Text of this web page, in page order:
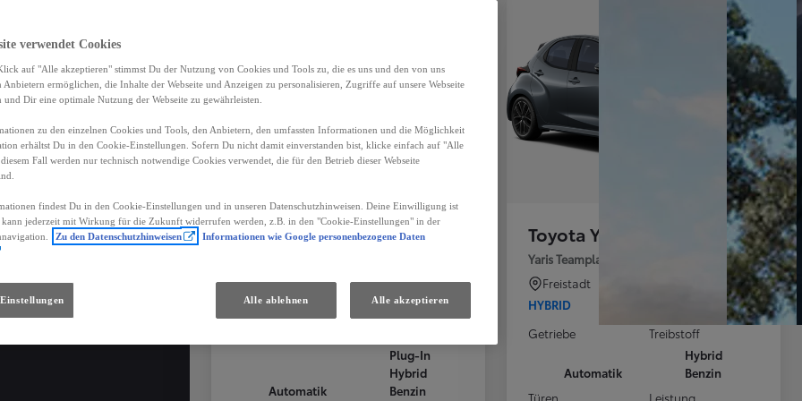
sind deine
3 Jahre Mobilitätsgarantie
Finanzierungs-,
und
Toyota C-HR
C-HR - 2,0 l Plugin 4x2 Active Drive CV + Technik Paket
Ried im Innkreis
PLUG-IN HYBRID
Automatik
Plug-In
Hybrid
Benzin
Toyota Yaris
Yaris Teamplayer Technik Paket 5t.
Freistadt
HYBRID
Getriebe
Automatik
Treibstoff
Hybrid
Benzin
Türen
Leistung
verwendet Cookies
auf "Alle akzeptieren" stimmst Du der Nutzung von Cookies und Tools zu, die es uns und den von uns
Anbietern ermöglichen, die Inhalte der Webseite und Anzeigen zu personalisieren, Zugriffe auf unsere Webseite
und Dir eine optimale Nutzung der Webseite zu gewährleisten.
zu den einzelnen Cookies und Tools, den Anbietern, den umfassten Informationen und die Möglichkeit
erhältst Du in den Cookie-Einstellungen. Sofern Du nicht damit einverstanden bist, klicke einfach auf "Alle
Fall werden nur technisch notwendige Cookies verwendet, die für den Betrieb dieser Webseite
findest Du in den Cookie-Einstellungen und in unseren Datenschutzhinweisen. Deine Einwilligung ist
jederzeit mit Wirkung für die Zukunft widerrufen werden, z.B. in den "Cookie-Einstellungen" in der
Zu den Datenschutzhinweisen
Informationen wie Google personenbezogene Daten
Alle ablehnen Alle akzeptieren